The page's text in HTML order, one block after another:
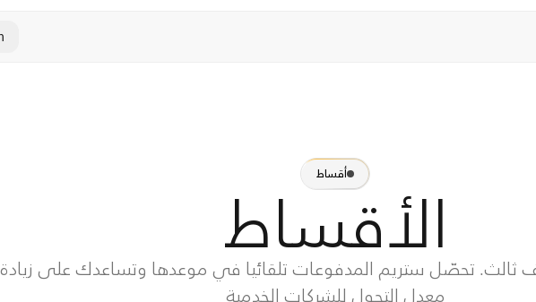
أقساط
الأقساط
تحصّل ستريم المدفوعات تلقائيا في موعدها وتساعدك على زيادة
معدل التحول للشركات الخدمية